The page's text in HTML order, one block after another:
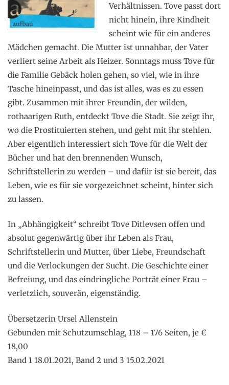
Verhältnissen. Tove passt dort
nicht hinein, ihre Kindheit
scheint wie für ein anderes
Mädchen gemacht. Die Mutter ist unnahbar, der Vater
verliert seine Arbeit als Heizer. Sonntags muss Tove für
die Familie Gebäck holen gehen, so viel, wie in ihre
Tasche hineinpasst, und das ist alles, was es zu essen
gibt. Zusammen mit ihrer Freundin, der wilden,
rothaarigen Ruth, entdeckt Tove die Stadt. Sie zeigt ihr,
wo die Prostituierten stehen, und geht mit ihr stehlen.
Aber eigentlich interessiert sich Tove für die Welt der
Bücher und hat den brennenden Wunsch,
Schriftstellerin zu werden – und dafür ist sie bereit, das
Leben, wie es für sie vorgezeichnet scheint, hinter sich
zu lassen.
In „Abhängigkeit“ schreibt Tove Ditlevsen offen und
absolut gegenwärtig über ihr Leben als Frau,
Schriftstellerin und Mutter, über Liebe, Freundschaft
und die Verlockungen der Sucht. Die Geschichte einer
Befreiung, und das eindringliche Porträt einer Frau –
verletzlich, souverän, eigenständig.
Übersetzerin Ursel Allenstein
Gebunden mit Schutzumschlag, 118 – 176 Seiten, je €
18,00
Band 1 18.01.2021, Band 2 und 3 15.02.2021